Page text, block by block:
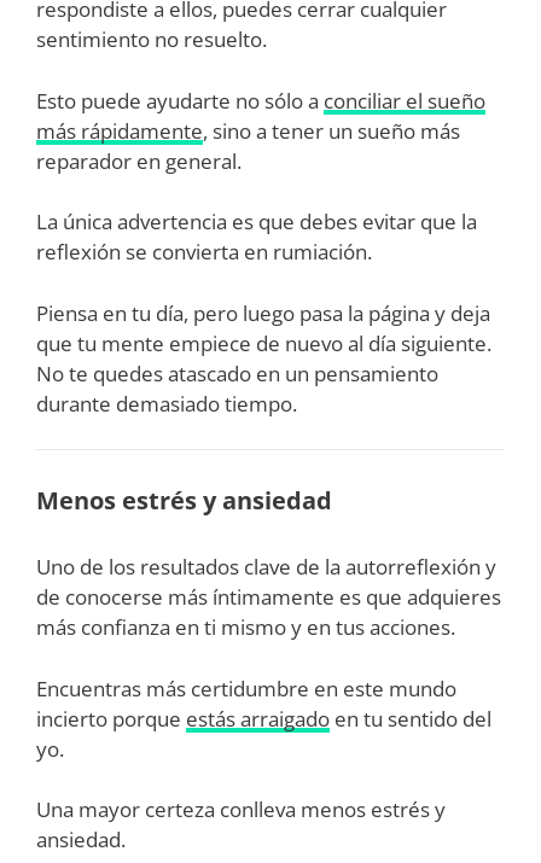
respondiste a ellos, puedes cerrar cualquier
sentimiento no resuelto.
Esto puede ayudarte no sólo a conciliar el sueño
más rápidamente, sino a tener un sueño más
reparador en general.
La única advertencia es que debes evitar que la
reflexión se convierta en rumiación.
Piensa en tu día, pero luego pasa la página y deja
que tu mente empiece de nuevo al día siguiente.
No te quedes atascado en un pensamiento
durante demasiado tiempo.
Menos estrés y ansiedad
Uno de los resultados clave de la autorreflexión y
de conocerse más íntimamente es que adquieres
más confianza en ti mismo y en tus acciones.
Encuentras más certidumbre en este mundo
incierto porque estás arraigado en tu sentido del
yo.
Una mayor certeza conlleva menos estrés y
ansiedad.